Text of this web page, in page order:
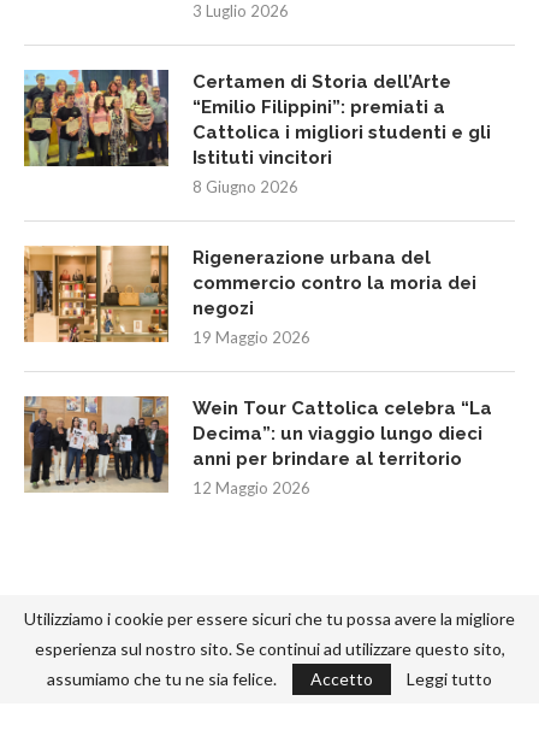
3 Luglio 2026
Certamen di Storia dell’Arte
“Emilio Filippini”: premiati a
Cattolica i migliori studenti e gli
Istituti vincitori
8 Giugno 2026
Rigenerazione urbana del
commercio contro la moria dei
negozi
19 Maggio 2026
Wein Tour Cattolica celebra “La
Decima”: un viaggio lungo dieci
anni per brindare al territorio
12 Maggio 2026
Utilizziamo i cookie per essere sicuri che tu possa avere la migliore
esperienza sul nostro sito. Se continui ad utilizzare questo sito,
assumiamo che tu ne sia felice.
Accetto Leggi tutto